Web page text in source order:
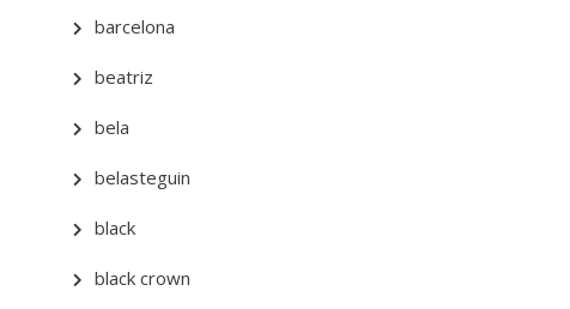
barcelona
beatriz
bela
belasteguin
black
black crown